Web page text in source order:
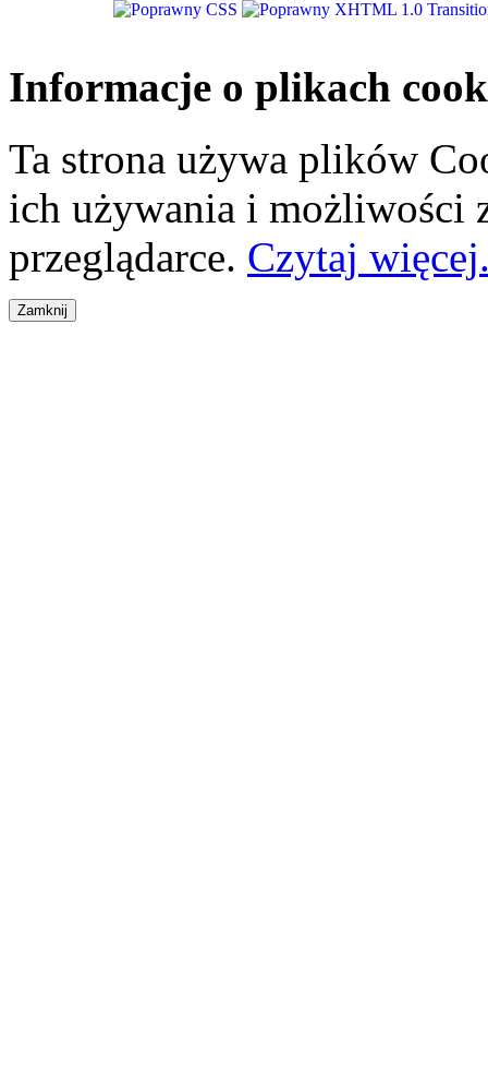
Informacje o plikach
Ta strona używa plików
ich używania i możliwości
przeglądarce. Czytaj